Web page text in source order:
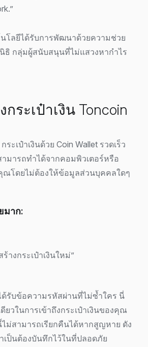
โลยีได้รับการพัฒนาด้วยความช่วย
ธิ กลุ่มผู้สนับสนุนที่ไม่แสวงหากำไร
ระเป๋าเงิน Toncoin
ระเป๋าเงินด้วย Coin Wallet รวดเร็ว
มารถทำได้จากคอมพิวเตอร์หรือ
โดยไม่ต้องให้ข้อมูลส่วนบุคคลใดๆ
มาก:
ร้างกระเป๋าเงินใหม่”
รับข้อความรหัสผ่านที่ไม่ซ้ำใคร นี่
ดียวในการเข้าถึงกระเป๋าเงินของคุณ
ม่สามารถเรียกคืนได้หากสูญหาย ดัง
เป็นต้องบันทึกไว้ในที่ปลอดภัย